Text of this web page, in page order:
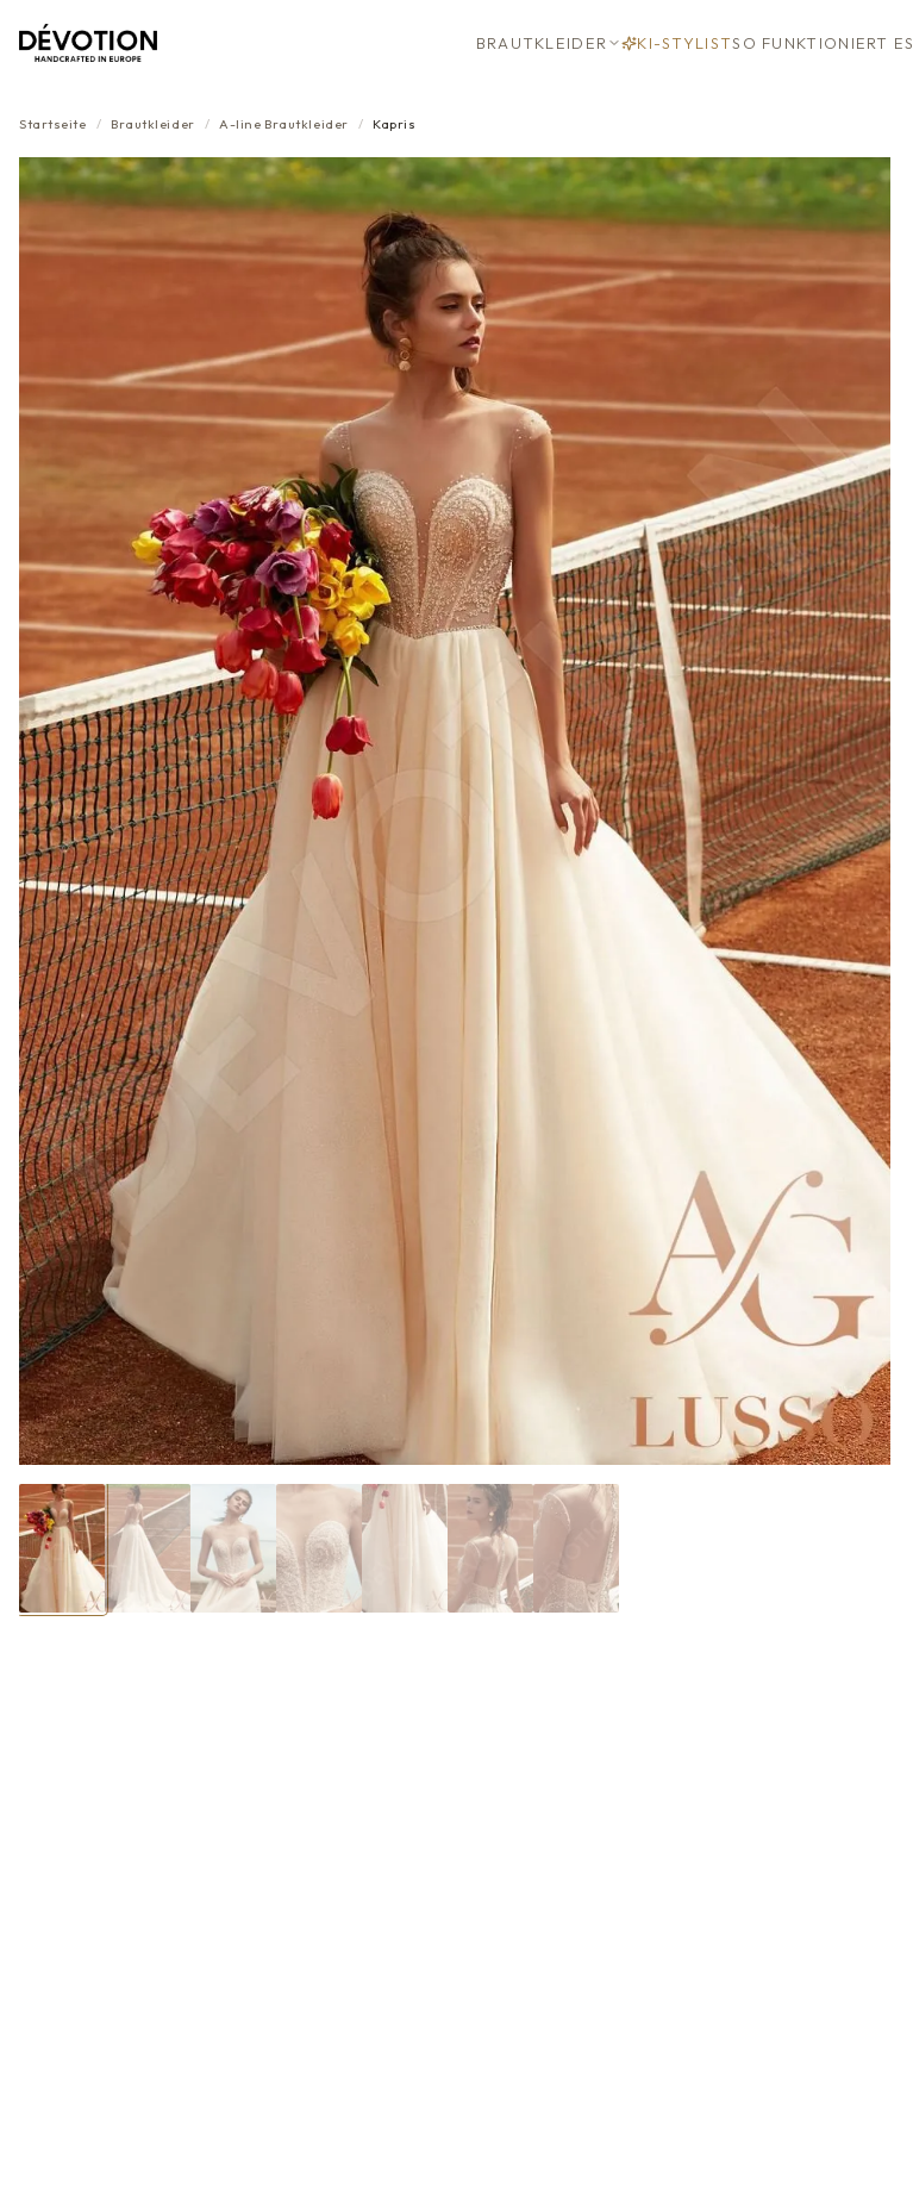
BRAUTKLEIDER KI-STYLISTSO FUNKTIONIERT ES
Startseite / Brautkleider / A-line Brautkleider / Kapris